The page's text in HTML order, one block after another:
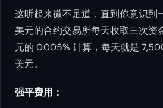
这听起来微不足道，直到你意识
美元的合约交易所每天收取三次
元的 0.005% 计算，每天就是
美元。
强平费用：